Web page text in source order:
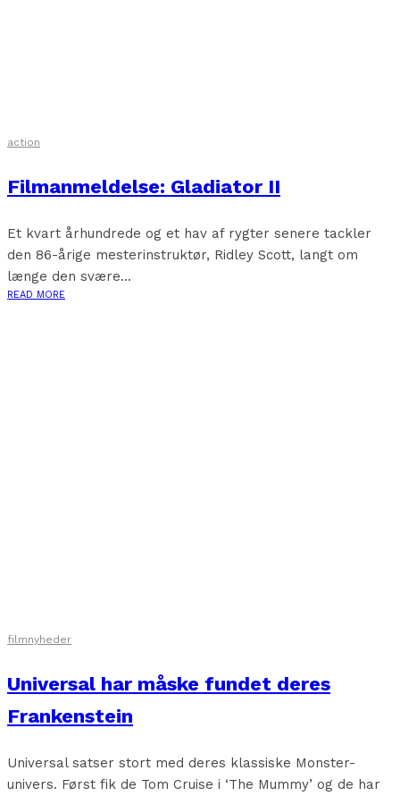
action
Filmanmeldelse: Gladiator II
Et kvart århundrede og et hav af rygter senere tackler
den 86-årige mesterinstruktør, Ridley Scott, langt om
længe den svære...
READ MORE
filmnyheder
Universal har måske fundet deres
Frankenstein
Universal satser stort med deres klassiske Monster-
univers. Først fik de Tom Cruise i ‘The Mummy’ og de har